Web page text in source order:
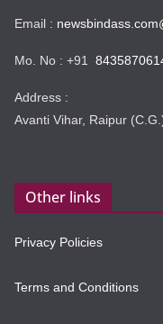
Email :
Mo. No : +91
Address :
Avanti Vihar, Raipur
Other links
Privacy Policies
Terms and Conditions